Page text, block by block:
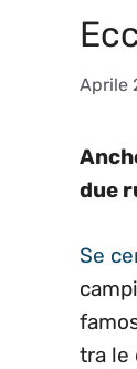
Aprile
due
Se
tra le